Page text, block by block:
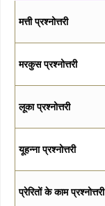
मत्ती प्रश्नोत्तरी
मरकुस प्रश्नोत्तरी
लूका प्रश्नोत्तरी
यूहन्ना प्रश्नोत्तरी
प्रेरितों के काम प्रश्नोत्तरी